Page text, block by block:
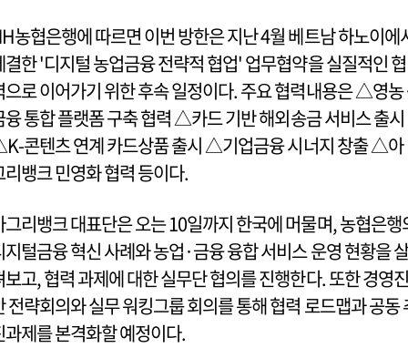
농협은행에 따르면 이번 방한은 지난 4월 베트남 하노이에
결한 '디지털 농업금융 전략적 협업' 업무협약을 실질적인 협
으로 이어가기 위한 후속 일정이다. 주요 협력내용은 △영
융 통합 플랫폼 구축 협력 △카드 기반 해외송금 서비스 출시
콘텐츠 연계 카드상품 출시 △기업금융 시너지 창출 △아
리뱅크 민영화 협력 등이다.
그리뱅크 대표단은 오는 10일까지 한국에 머물며, 농협은행
지털금융 혁신 사례와 농업·금융 융합 서비스 운영 현황을 살
보고, 협력 과제에 대한 실무단 협의를 진행한다. 또한 경영진
전략회의와 실무 워킹그룹 회의를 통해 협력 로드맵과 공동
과제를 본격화할 예정이다.